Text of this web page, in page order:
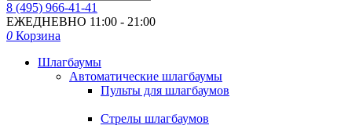
8 (495) 966-41-41
ЕЖЕДНЕВНО 11:00 - 21:00
0 Корзина
Шлагбаумы
Автоматические шлагбаумы
Пульты для шлагбаумов
Стрелы шлагбаумов